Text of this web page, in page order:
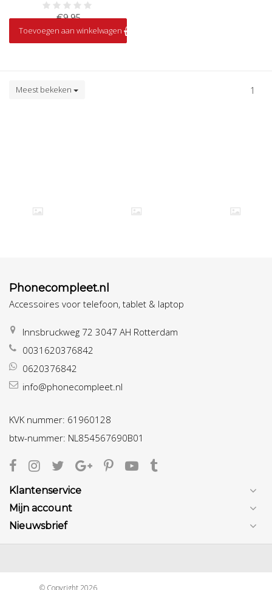
€9,95
Op voorraad
Toevoegen aan winkelwagen
Meest bekeken 1
Phonecompleet.nl
Accessoires voor telefoon, tablet & laptop
Innsbruckweg 72 3047 AH Rotterdam
0031620376842
0620376842
info@phonecompleet.nl
KVK nummer: 61960128
btw-nummer: NL854567690B01
Klantenservice
Mijn account
Nieuwsbrief
© Copyright 2026